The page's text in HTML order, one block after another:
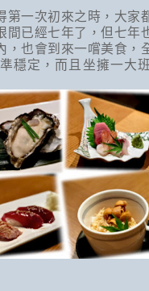
第一次初來之時，大家
間已經七年了，但七年
，也會到來一嚐美食，
穩定，而且坐擁一大